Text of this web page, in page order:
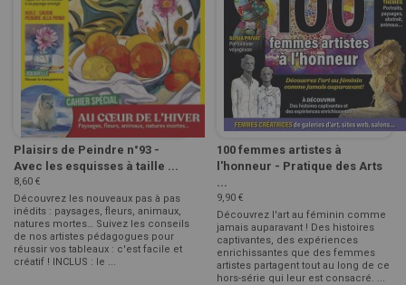
Plaisirs de Peindre n°93 -
Avec les esquisses à taille ...
8,60 €
Découvrez les nouveaux pas à pas
inédits : paysages, fleurs, animaux,
natures mortes… Suivez les conseils
de nos artistes pédagogues pour
réussir vos tableaux : c'est facile et
créatif ! INCLUS : le ...
100 femmes artistes à
l'honneur - Pratique des Arts
...
9,90 €
Découvrez l'art au féminin comme
jamais auparavant ! Des histoires
captivantes, des expériences
enrichissantes que des femmes
artistes partagent tout au long de ce
hors-série qui leur est consacré. ...